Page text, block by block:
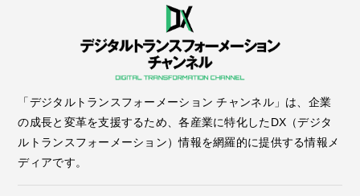
「デジタルトランスフォーメーション チャンネル」は、企業
の成長と変革を支援するため、各産業に特化したDX（デジタ
ルトランスフォーメーション）情報を網羅的に提供する情報メ
ディアです。